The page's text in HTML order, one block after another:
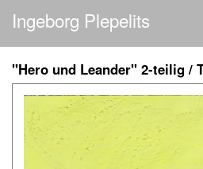
Inhalt
Ingeborg Plepelits
"Hero und Leander" 2-teilig /